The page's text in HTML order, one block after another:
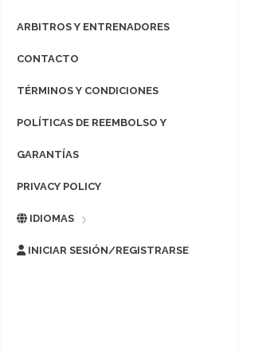
ARBITROS Y ENTRENADORES
CONTACTO
TÉRMINOS Y CONDICIONES
POLÍTICAS DE REEMBOLSO Y
GARANTÍAS
PRIVACY POLICY
IDIOMAS
INICIAR SESIÓN/REGISTRARSE